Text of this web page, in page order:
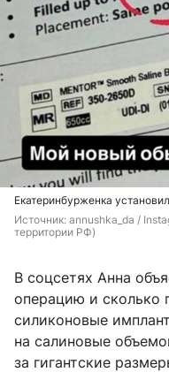
Екатеринбурженка
Источник: annushka_da /
территории РФ)
В соцсетях Анна
операцию и сколько
силиконовые
на салиновые
за гигантские